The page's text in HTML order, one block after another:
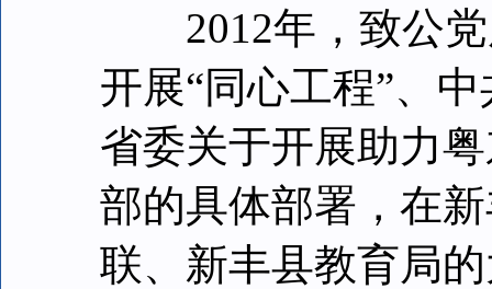
2012年，致公党
开展“同心工程”、
省委关于开展助力
部的具体部署，在
联、新丰县教育局